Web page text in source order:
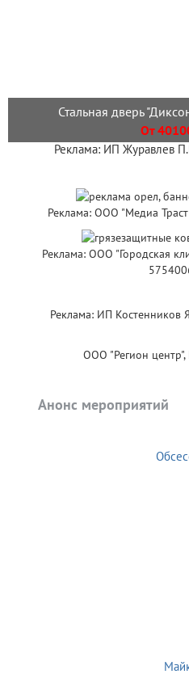
Стальная дверь
От
Реклама: ИП Журавлев
Реклама: ООО "Медиа
Реклама: ООО "Городская
Реклама: ИП
ООО "Регион
Анонс мероприятий